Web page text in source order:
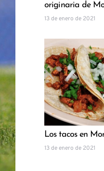
originaria de
13 de enero de 2021
Los tacos en
13 de enero de 2021